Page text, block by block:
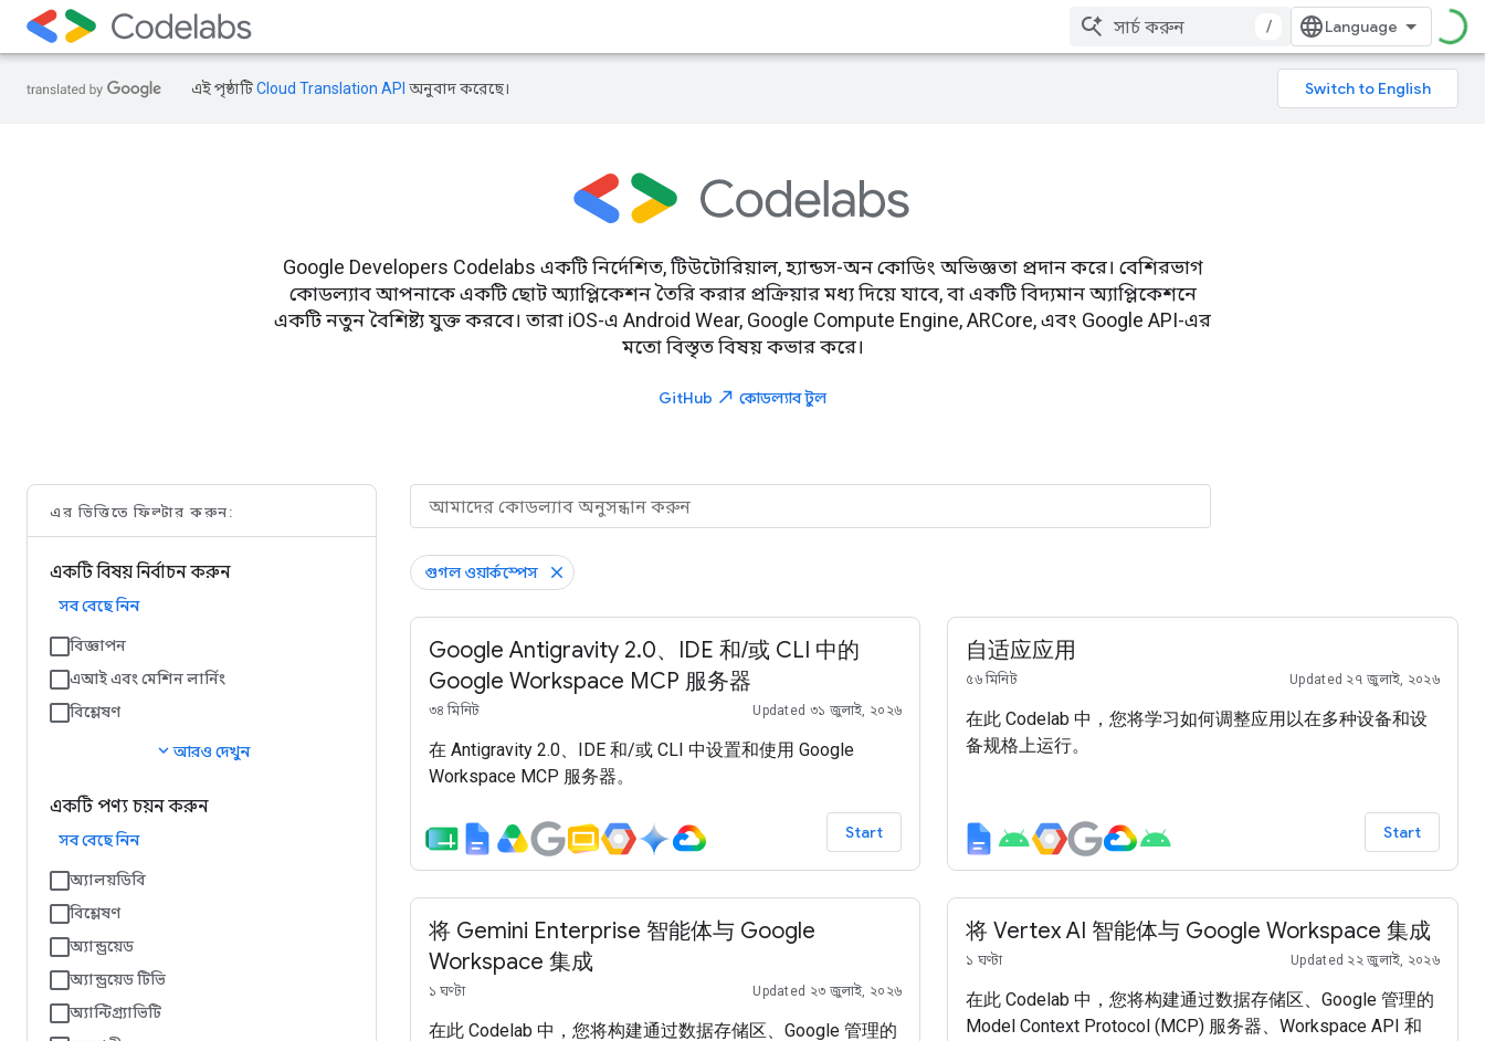
/
এই পৃষ্ঠাটিCloud Translation API অনুবাদ করেছে।
Google Developers Codelabs একটি নির্দেশিত, টিউটোরিয়াল, হ্যান্ডস-অন কোডিং অভিজ্ঞতা প্রদান করে। বেশিরভাগ
কোডল্যাব আপনাকে একটি ছোট অ্যাপ্লিকেশন তৈরি করার প্রক্রিয়ার মধ্য দিয়ে যাবে, বা একটি বিদ্যমান অ্যাপ্লিকেশনে
একটি নতুন বৈশিষ্ট্য যুক্ত করবে। তারা iOS-এ Android Wear, Google Compute Engine, ARCore, এবং Google API-এর
মতো বিস্তৃত বিষয় কভার করে।
GitHub north_east কোডল্যাব টুল
এর ভিত্তিতে ফিল্টার করুন:
একটি বিষয় নির্বাচন করুন
সব বেছে নিন
বিজ্ঞাপন
এআই এবং মেশিন লার্নিং
বিশ্লেষণ
expand_moreআরও দেখুন
একটি পণ্য চয়ন করুন
সব বেছে নিন
অ্যালয়ডিবি
বিশ্লেষণ
অ্যান্ড্রয়েড
অ্যান্ড্রয়েড টিভি
অ্যান্টিগ্র্যাভিটি
গুগল ওয়ার্কস্পেস
Google Antigravity 2.0、IDE 和/或 CLI 中的
Google Workspace MCP 服务器
৩৪ মিনিট Updated ৩১ জুলাই, ২০২৬
在 Antigravity 2.0、IDE 和/或 CLI 中设置和使用 Google
Workspace MCP 服务器。
Start
自适应应用
৫৬ মিনিট Updated ২৭ জুলাই, ২০২৬
在此 Codelab 中，您将学习如何调整应用以在多种设备和设
备规格上运行。
Start
将 Gemini Enterprise 智能体与 Google
Workspace 集成
১ ঘণ্টা Updated ২৩ জুলাই, ২০২৬
在此 Codelab 中，您将构建通过数据存储区、Google 管理的
将 Vertex AI 智能体与 Google Workspace 集成
১ ঘণ্টা Updated ২২ জুলাই, ২০২৬
在此 Codelab 中，您将构建通过数据存储区、Google 管理的
Model Context Protocol (MCP) 服务器、Workspace API 和